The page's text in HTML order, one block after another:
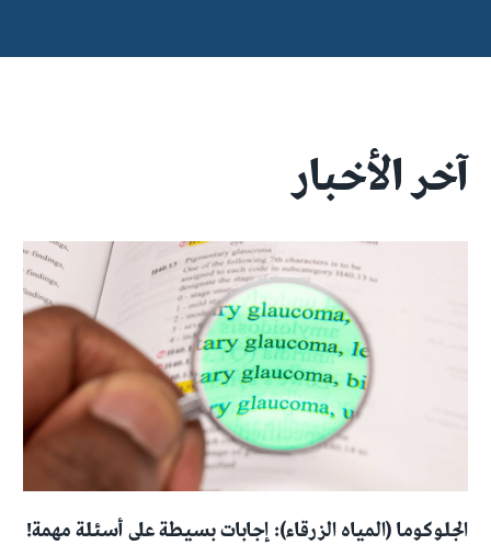
آخر الأخبار
الجلوكوما (المياه الزرقاء): إجابات بسيطة على أسئلة مهمة!